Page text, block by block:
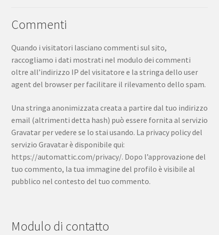
Commenti
Quando i visitatori lasciano commenti sul sito,
raccogliamo i dati mostrati nel modulo dei commenti
oltre all’indirizzo IP del visitatore e la stringa dello user
agent del browser per facilitare il rilevamento dello spam.
Una stringa anonimizzata creata a partire dal tuo indirizzo
email (altrimenti detta hash) può essere fornita al servizio
Gravatar per vedere se lo stai usando. La privacy policy del
servizio Gravatar è disponibile qui:
https://automattic.com/privacy/. Dopo l’approvazione del
tuo commento, la tua immagine del profilo è visibile al
pubblico nel contesto del tuo commento.
Modulo di contatto